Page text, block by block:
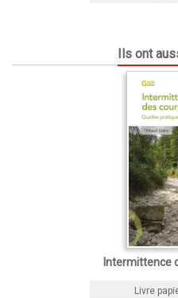
Ils ont
Intermittence
Livre